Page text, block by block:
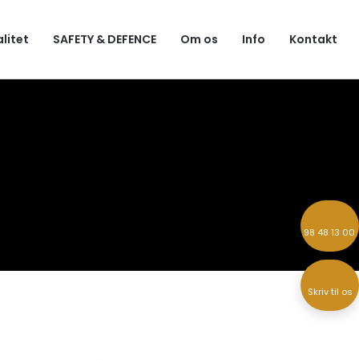
98 48 13 00
Skriv til os​
SAFETY & DEFENCE Om os Info Kontakt